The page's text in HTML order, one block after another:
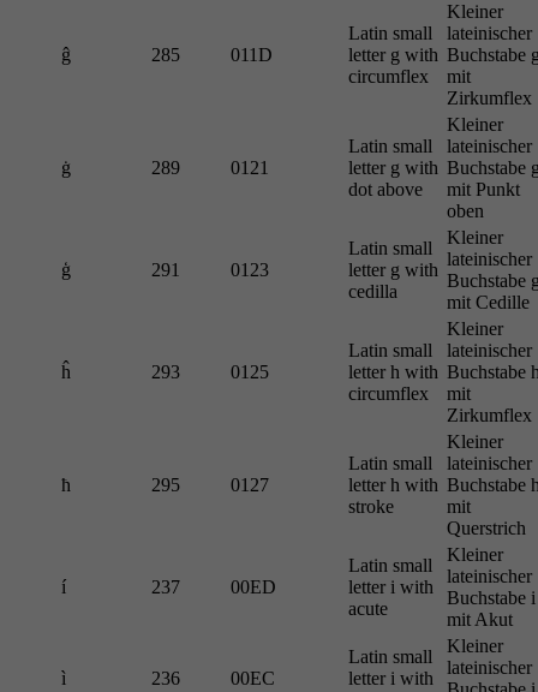
ĝ 285 011D
Latin small
letter g with
circumflex
Kleiner
lateinischer
Buchstabe
mit
Zirkumflex
ġ 289 0121
Latin small
letter g with
dot above
Kleiner
lateinischer
Buchstabe
mit Punkt
oben
ģ 291 0123
Latin small
letter g with
cedilla
Kleiner
lateinischer
Buchstabe
mit Cedille
ĥ 293 0125
Latin small
letter h with
circumflex
Kleiner
lateinischer
Buchstabe
mit
Zirkumflex
ħ 295 0127
Latin small
letter h with
stroke
Kleiner
lateinischer
Buchstabe
mit
Querstrich
í 237 00ED
Latin small
letter i with
acute
Kleiner
lateinischer
Buchstabe i
mit Akut
ì 236 00EC
Latin small
letter i with
Kleiner
lateinischer